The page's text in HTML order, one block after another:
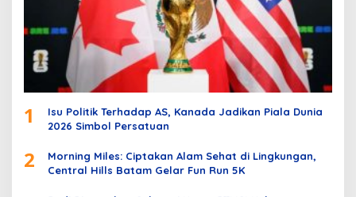
1
Isu Politik Terhadap AS, Kanada Jadikan Piala Dunia
2026 Simbol Persatuan
2
Morning Miles: Ciptakan Alam Sehat di Lingkungan,
Central Hills Batam Gelar Fun Run 5K